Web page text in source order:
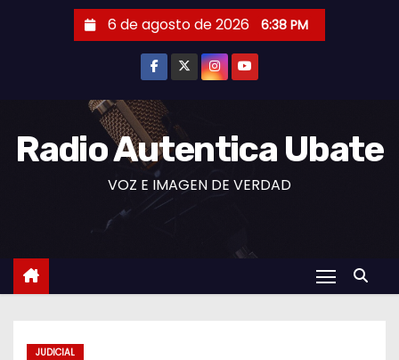
6 de agosto de 2026 6:38 PM
Radio Autentica Ubate
VOZ E IMAGEN DE VERDAD
JUDICIAL